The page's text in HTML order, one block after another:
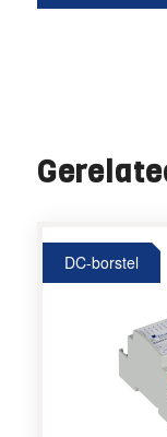
DC-borstel